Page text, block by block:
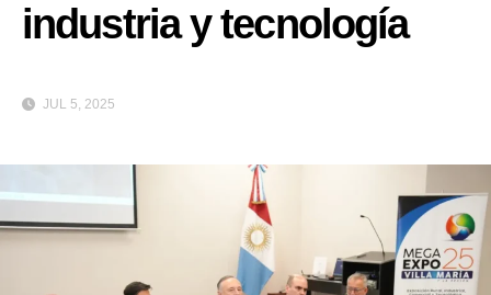
industria y tecnología
JUL 5, 2025